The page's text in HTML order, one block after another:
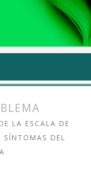
LA ESCALA DE
SÍNTOMAS DEL